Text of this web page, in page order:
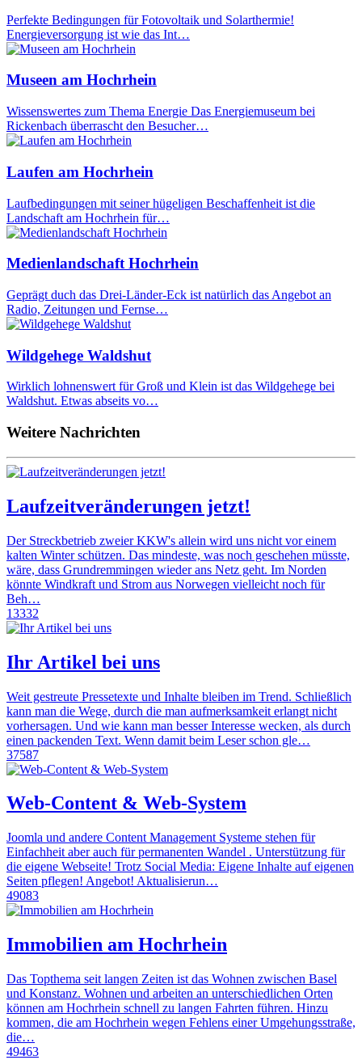
Perfekte Bedingungen für Fotovoltaik und Solarthermie!
Energieversorgung ist wie das Int…
Museen am Hochrhein
Wissenswertes zum Thema Energie Das Energiemuseum bei
Rickenbach überrascht den Besucher…
Laufen am Hochrhein
Laufbedingungen mit seiner hügeligen Beschaffenheit ist die
Landschaft am Hochrhein für…
Medienlandschaft Hochrhein
Geprägt duch das Drei-Länder-Eck ist natürlich das Angebot an
Radio, Zeitungen und Fernse…
Wildgehege Waldshut
Wirklich lohnenswert für Groß und Klein ist das Wildgehege bei
Waldshut. Etwas abseits vo…
Weitere Nachrichten
Laufzeitveränderungen jetzt!
Der Streckbetrieb zweier KKW's allein wird uns nicht vor einem
kalten Winter schützen. Das mindeste, was noch geschehen müsste,
wäre, dass Grundremmingen wieder ans Netz geht. Im Norden
könnte Windkraft und Strom aus Norwegen vielleicht noch für
Beh…
13332
Ihr Artikel bei uns
Weit gestreute Pressetexte und Inhalte bleiben im Trend. Schließlich
kann man die Wege, durch die man aufmerksamkeit erlangt nicht
vorhersagen. Und wie kann man besser Interesse wecken, als durch
einen packenden Text. Wenn damit beim Leser schon gle…
37587
Web-Content & Web-System
Joomla und andere Content Management Systeme stehen für
Einfachheit aber auch für permanenten Wandel . Unterstützung für
die eigene Webseite! Trotz Social Media: Eigene Inhalte auf eigenen
Seiten pflegen! Angebot! Aktualisierun…
49083
Immobilien am Hochrhein
Das Topthema seit langen Zeiten ist das Wohnen zwischen Basel
und Konstanz. Wohnen und arbeiten an unterschiedlichen Orten
können am Hochrhein schnell zu langen Fahrten führen. Hinzu
kommen, die am Hochrhein wegen Fehlens einer Umgehungsstraße,
die…
49463